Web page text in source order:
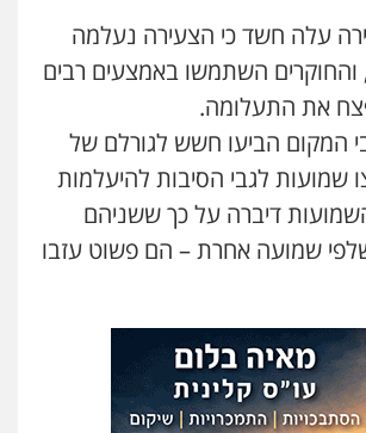
0547342002
עו"ד אלון קריטי
פלילי כלכלי אלימות סמים מעצרים
0525544654
עו"ד דפנה לביא
עו"ד זוהר ארבל
פלילי פשיעה חמורה מעצרים וחקירות
קטינים
עלה חשד כי הצעירה נעלמה
והחוקרים השתמשו באמצעים רבים
את התעלומה.
המקום הביעו חשש לגורלם של
שמועות לגבי הסיבות להיעלמות
דיברה על כך ששניהם
שמועה אחרת – הם פשוט עזבו